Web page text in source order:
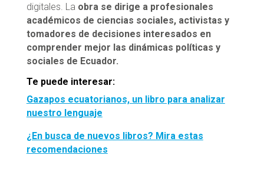
digitales. La obra se dirige a profesionales
académicos de ciencias sociales, activistas y
tomadores de decisiones interesados en
comprender mejor las dinámicas políticas y
sociales de Ecuador.
Te puede interesar:
Gazapos ecuatorianos, un libro para analizar
nuestro lenguaje
¿En busca de nuevos libros? Mira estas
recomendaciones